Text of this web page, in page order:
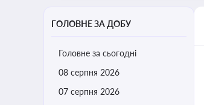
ГОЛОВНЕ ЗА ДОБУ
Головне за сьогодні
08 серпня 2026
07 серпня 2026